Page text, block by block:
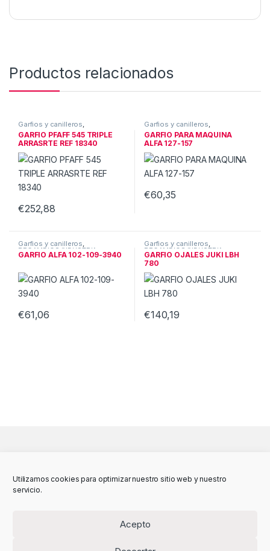
Utilizamos cookies para optimizar nuestro sitio web y nuestro
servicio.
Acepto
Productos relacionados
Garfios y canilleros
RECAMBIOS INDUSTRIA
GARFIO PFAFF 545 TRIPLE
ARRASRTE REF 18340
€252,88
Garfios y canilleros
RECAMBIOS INDUSTRIA
GARFIO PARA MAQUINA
ALFA 127-157
€60,35
Garfios y canilleros,
RECAMBIOS INDUSTRIA
GARFIO ALFA 102-109-3940
€61,06
Garfios y canilleros,
RECAMBIOS INDUSTRIA
GARFIO OJALES JUKI LBH
780
€140,19